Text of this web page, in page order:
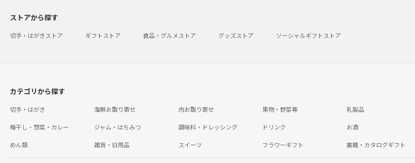
ストアから探す
切手・はがきストア ギフトストア 食品・グルメストア グッズストア ソーシャルギフトストア
カテゴリから探す
切手・はがき 海鮮お取り寄せ 肉お取り寄せ 果物・野菜等 乳製品
梅干し・惣菜・カレー ジャム・はちみつ 調味料・ドレッシング ドリンク お酒
めん類 雑貨・日用品 スイーツ フラワーギフト 書籍・カタログギフト